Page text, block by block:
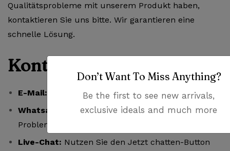
Qualitätsprobleme mit unserem Produkt haben,
kontaktieren Sie uns bitte. Wir garantieren eine
schnelle Lösung.
Kontaktmöglichkeiten:
E-Mail:
guenstigefussballtrikots@gmail.com
Whatsapp:
Schreiben Sie uns bei Fragen oder
Problemen.
Live-Chat: Nutzen Sie den Jetzt chatten-Button
Don’t Want To Miss Anything?
Be the first to see new arrivals,
exclusive ideals and much more